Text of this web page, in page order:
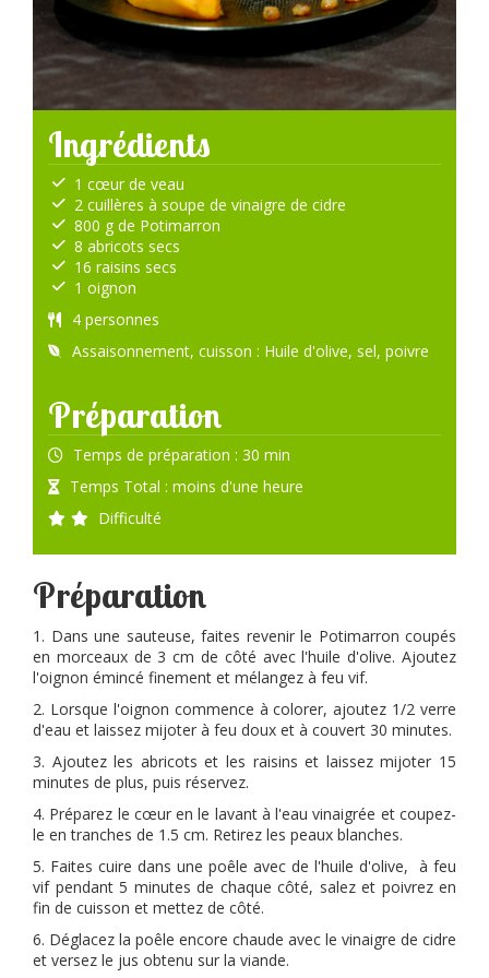
Ingrédients
1 cœur de veau
2 cuillères à soupe de vinaigre de cidre
800 g de Potimarron
8 abricots secs
16 raisins secs
1 oignon
4 personnes
Assaisonnement, cuisson : Huile d'olive, sel, poivre
Préparation
Temps de préparation : 30 min
Temps Total : moins d'une heure
Difficulté
Préparation
1. Dans une sauteuse, faites revenir le Potimarron coupés
en morceaux de 3 cm de côté avec l'huile d'olive. Ajoutez
l'oignon émincé finement et mélangez à feu vif.
2. Lorsque l'oignon commence à colorer, ajoutez 1/2 verre
d'eau et laissez mijoter à feu doux et à couvert 30 minutes.
3. Ajoutez les abricots et les raisins et laissez mijoter 15
minutes de plus, puis réservez.
4. Préparez le cœur en le lavant à l'eau vinaigrée et coupez-
le en tranches de 1.5 cm. Retirez les peaux blanches.
5. Faites cuire dans une poêle avec de l'huile d'olive, à feu
vif pendant 5 minutes de chaque côté, salez et poivrez en
fin de cuisson et mettez de côté.
6. Déglacez la poêle encore chaude avec le vinaigre de cidre
et versez le jus obtenu sur la viande.